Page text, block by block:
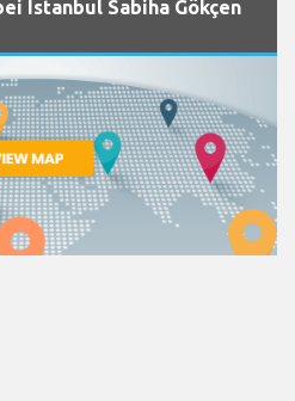
Istanbul Sabiha Gökçen